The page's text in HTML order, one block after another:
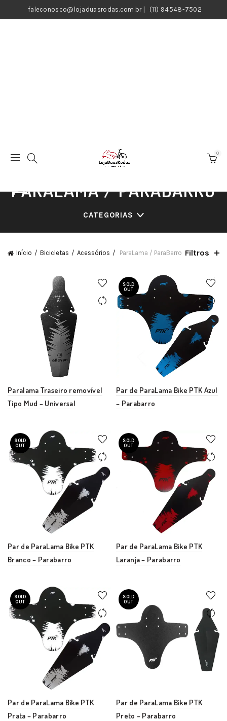
faleconosco@lojaduasrodas.com.br| (11) 94548-7502
0
PARALAMA / PARABARRO
CATEGORIAS
Início Bicicletas Acessórios ParaLama / ParaBarro Filtros
Paralama Traseiro removível
Tipo Mud – Universal
SOLD
OUT
Par de ParaLama Bike PTK Azul
– Parabarro
SOLD
OUT
Par de ParaLama Bike PTK
Branco – Parabarro
SOLD
OUT
Par de ParaLama Bike PTK
Laranja – Parabarro
SOLD
OUT
Par de ParaLama Bike PTK
Prata – Parabarro
SOLD
OUT
Par de ParaLama Bike PTK
Preto – Parabarro